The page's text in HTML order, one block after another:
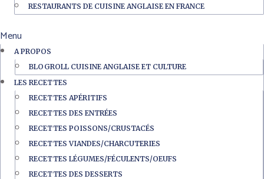
RESTAURANTS DE CUISINE ANGLAISE EN FRANCE
Menu
A PROPOS
BLOGROLL CUISINE ANGLAISE ET CULTURE
LES RECETTES
RECETTES APÉRITIFS
RECETTES DES ENTRÉES
RECETTES POISSONS/CRUSTACÉS
RECETTES VIANDES/CHARCUTERIES
RECETTES LÉGUMES/FÉCULENTS/OEUFS
RECETTES DES DESSERTS